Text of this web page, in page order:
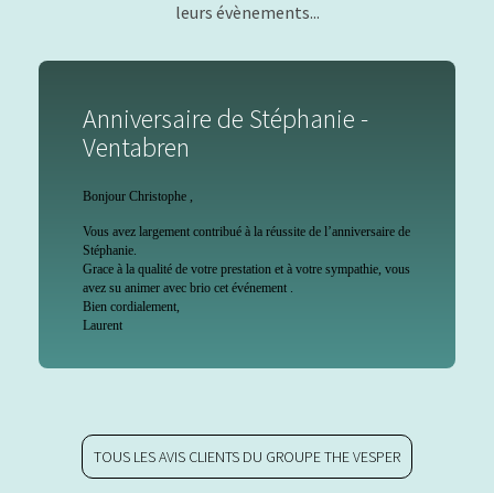
leurs évènements...
Anniversaire de Stéphanie -
Ventabren
Bonjour Christophe ,
Vous avez largement contribué à la réussite de l’anniversaire de
Stéphanie.
Grace à la qualité de votre prestation et à votre sympathie, vous
avez su animer avec brio cet événement .
Bien cordialement,
Laurent
TOUS LES AVIS CLIENTS DU GROUPE THE VESPER